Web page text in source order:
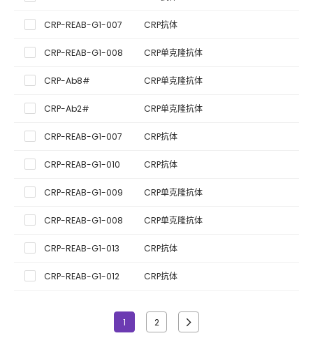
CRP-REAB-G1-007 CRP抗体
CRP-REAB-G1-008 CRP单克隆抗体
CRP-Ab8# CRP单克隆抗体
CRP-Ab2# CRP单克隆抗体
CRP-REAB-G1-007 CRP抗体
CRP-REAB-G1-010 CRP抗体
CRP-REAB-G1-009 CRP单克隆抗体
CRP-REAB-G1-008 CRP单克隆抗体
CRP-REAB-G1-013 CRP抗体
CRP-REAB-G1-012 CRP抗体
1 2